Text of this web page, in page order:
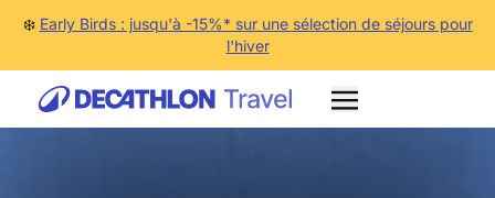
❄️ Early Birds : jusqu'à -15%* sur une sélection de séjours pour
l'hiver